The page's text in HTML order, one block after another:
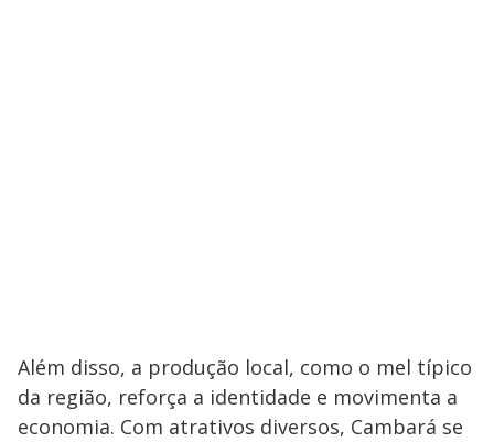
Além disso, a produção local, como o mel típico
da região, reforça a identidade e movimenta a
economia. Com atrativos diversos, Cambará se